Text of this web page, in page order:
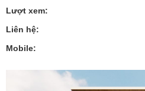
Lượt xem:
Liên hệ:
Mobile: